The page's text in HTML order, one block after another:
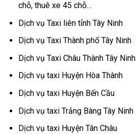
chỗ, thuê xe 45 chỗ…
Dịch vụ Taxi liên tỉnh Tây Ninh
Dịch vụ Taxi Thành phố Tây Ninh
Dịch vụ Taxi Châu Thành Tây Ninh
Dịch vụ taxi Huyện Hòa Thành
Dịch vụ taxi Huyện Bến Cầu
Dịch vụ taxi Trảng Bàng Tây Ninh
Dịch vụ taxi Huyện Tân Châu